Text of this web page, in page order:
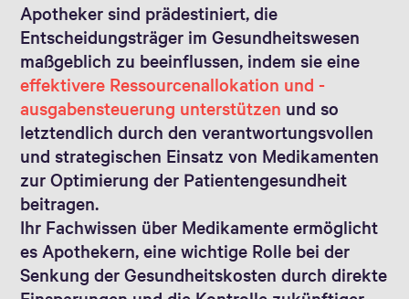
Apotheker sind prädestiniert, die
Entscheidungsträger im Gesundheitswesen
maßgeblich zu beeinflussen, indem sie eine
effektivere Ressourcenallokation und -
ausgabensteuerung unterstützen und so
letztendlich durch den verantwortungsvollen
und strategischen Einsatz von Medikamenten
zur Optimierung der Patientengesundheit
beitragen.
Ihr Fachwissen über Medikamente ermöglicht
es Apothekern, eine wichtige Rolle bei der
Senkung der Gesundheitskosten durch direkte